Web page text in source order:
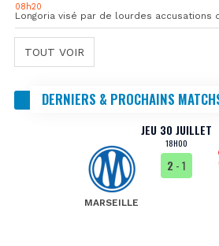
08h20
Longoria visé par de lourdes accusations
TOUT VOIR
DERNIERS & PROCHAINS
JEU 30 JUILLET
18H00
MARSEILLE
2 - 1